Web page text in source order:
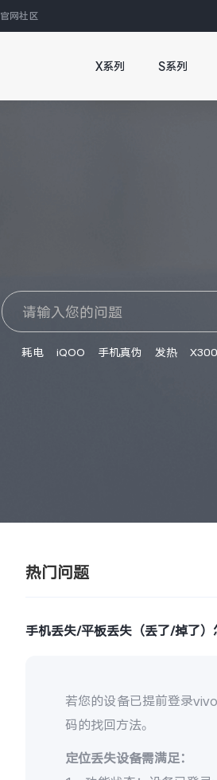
官网社区
X系列 S系列
耗电 iQOO 手机真伪 发热 X300
热门问题
手机丢失/平板丢失（丢了/掉了）
若您的设备已提前登录
码的找回方法。
定位丢失设备需满足：